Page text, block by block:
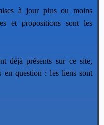
à jour plus ou moins
et propositions sont les
déjà présents sur ce site,
en question : les liens sont